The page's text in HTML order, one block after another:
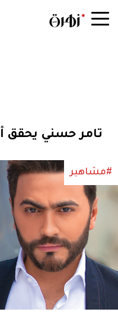
تامر حسني يحقق
#مشاهير